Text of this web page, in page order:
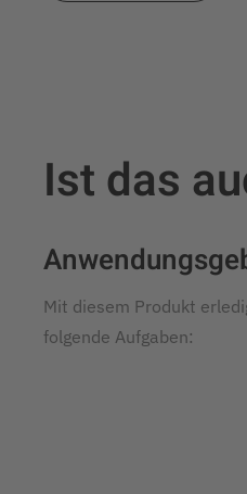
Ist das
Mit diesem Produkt
folgende Aufgaben: